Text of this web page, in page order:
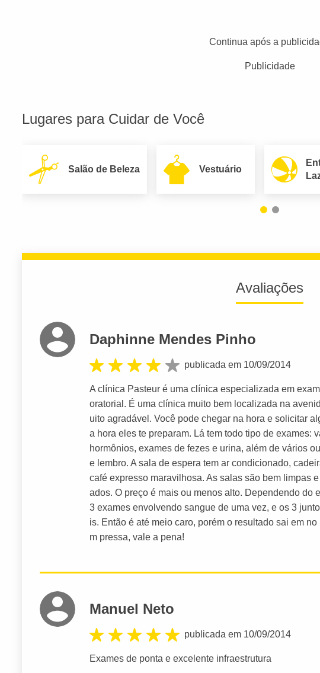
Continua após a
Publicidade
Lugares para Cuidar de Você
Salão de Beleza Vestuário
Avaliações
Daphinne Mendes Pinho
publicada em 10/09/2014
A clínica Pasteur é uma clínica especializada em
oratorial. É uma clínica muito bem localizada na
uito agradável. Você pode chegar na hora e solicitar
a hora eles te preparam. Lá tem todo tipo de exames:
hormônios, exames de fezes e urina, além de vários
e lembro. A sala de espera tem ar condicionado,
café expresso maravilhosa. As salas são bem limpas
ados. O preço é mais ou menos alto. Dependendo do
3 exames envolvendo sangue de uma vez, e os 3
is. Então é até meio caro, porém o resultado sai em
m pressa, vale a pena!
Manuel Neto
publicada em 10/09/2014
Exames de ponta e excelente infraestrutura